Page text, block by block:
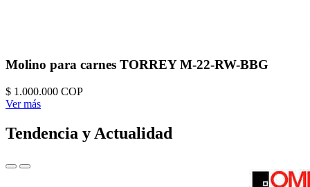
Molino para carnes TORREY M-22-RW-BBG
$ 1.000.000 COP
Ver más
Tendencia y Actualidad